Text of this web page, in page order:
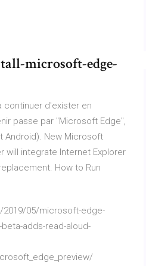
microsoft-edge-
continuer d'exister en
passe par "Microsoft Edge",
Android). New Microsoft
will integrate Internet Explorer
How to Run
2019/05/microsoft-edge-
adds-read-aloud-